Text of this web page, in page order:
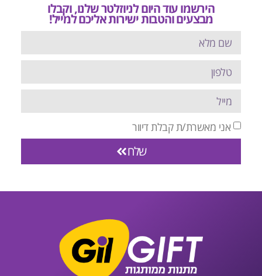
הירשמו עוד היום לניוזלטר שלנו, וקבלו
מבצעים והטבות ישירות אליכם למייל!
אני מאשרת/ת קבלת דיוור